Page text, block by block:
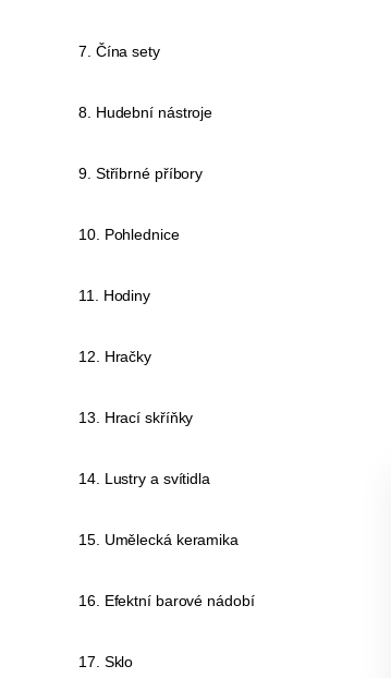
7. Čína sety
8. Hudební nástroje
9. Stříbrné příbory
10. Pohlednice
11. Hodiny
12. Hračky
13. Hrací skříňky
14. Lustry a svítidla
15. Umělecká keramika
16. Efektní barové nádobí
17. Sklo